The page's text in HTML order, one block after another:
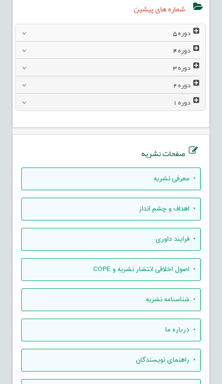
شماره های پیشین
دوره5
دوره4
دوره3
دوره2
دوره1
صفحات نشریه
• معرفی نشریه
• اهداف و چشم انداز
• فرایند داوری
• اصول اخلاقی انتشار نشریه و COPE
• شناسنامه نشریه
• درباره ما
• راهنمای نویسندگان